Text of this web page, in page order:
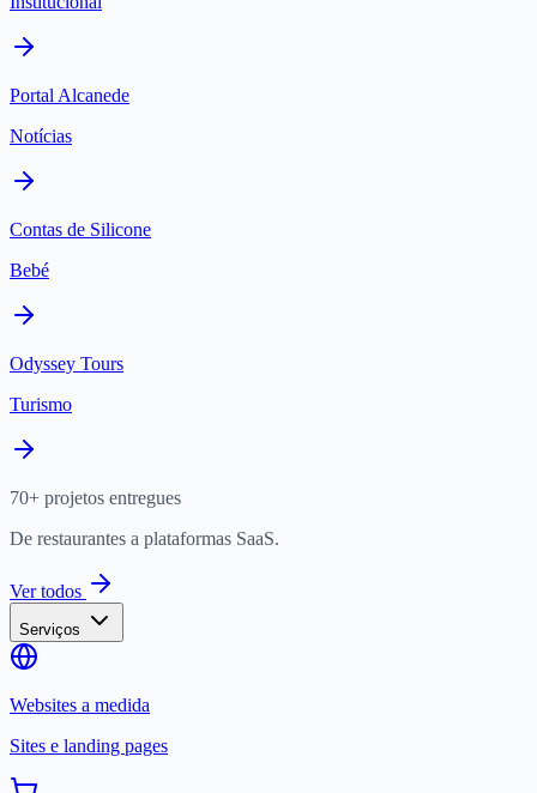
Portal Alcanede
Notícias
Contas de Silicone
Bebé
Odyssey Tours
Turismo
70+ projetos entregues
De restaurantes a plataformas SaaS.
Ver todos
Serviços
Websites a medida
Sites e landing pages